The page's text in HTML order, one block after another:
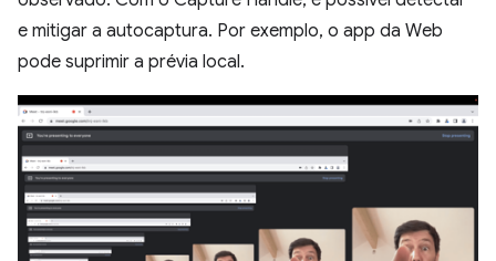
e mitigar a autocaptura. Por exemplo, o app da Web
pode suprimir a prévia local.